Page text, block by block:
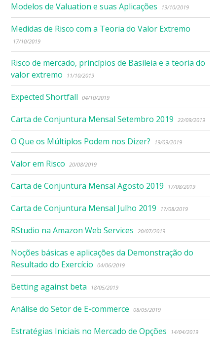
Modelos de Valuation e suas Aplicações 19/10/2019
Medidas de Risco com a Teoria do Valor Extremo
17/10/2019
Risco de mercado, princípios de Basileia e a teoria do
valor extremo
11/10/2019
Expected Shortfall 04/10/2019
Carta de Conjuntura Mensal Setembro 2019 22/09/2019
O Que os Múltiplos Podem nos Dizer? 19/09/2019
Valor em Risco 20/08/2019
Carta de Conjuntura Mensal Agosto 2019 17/08/2019
Carta de Conjuntura Mensal Julho 2019 17/08/2019
RStudio na Amazon Web Services 20/07/2019
Noções básicas e aplicações da Demonstração do
Resultado do Exercício
04/06/2019
Betting against beta 18/05/2019
Análise do Setor de E-commerce 08/05/2019
Estratégias Iniciais no Mercado de Opções 14/04/2019